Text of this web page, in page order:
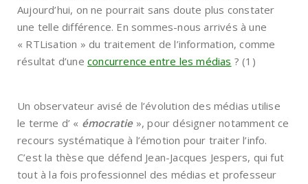
Aujourd’hui, on ne pourrait sans doute plus constater
une telle différence. En sommes-nous arrivés à une
« RTLisation » du traitement de l’information, comme
résultat d’une concurrence entre les médias ? (1)
Un observateur avisé de l’évolution des médias utilise
le terme d’ « émocratie», pour désigner notamment ce
recours systématique à l’émotion pour traiter l’info.
C’est la thèse que défend Jean-Jacques Jespers, qui fut
tout à la fois professionnel des médias et professeur